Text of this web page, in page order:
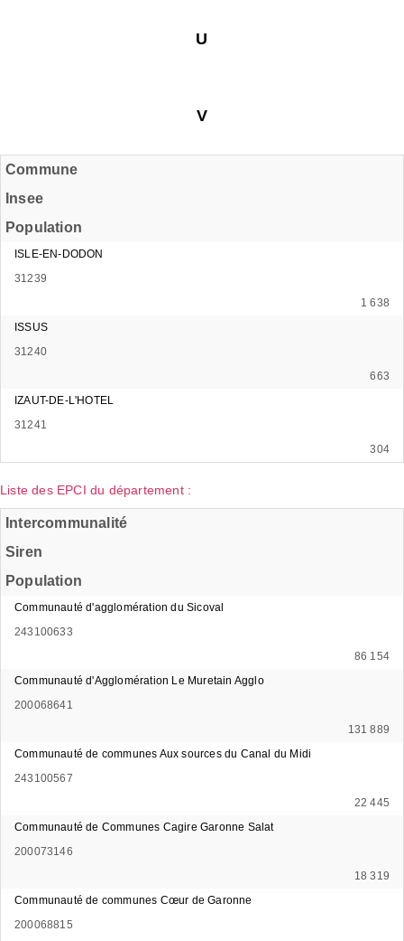
U
V
Commune
Insee
Population
ISLE-EN-DODON
31239
1 638
ISSUS
31240
663
IZAUT-DE-L'HOTEL
31241
304
Liste des EPCI du département :
Intercommunalité
Siren
Population
Communauté d'agglomération du Sicoval
243100633
86 154
Communauté d'Agglomération Le Muretain Agglo
200068641
131 889
Communauté de communes Aux sources du Canal du Midi
243100567
22 445
Communauté de Communes Cagire Garonne Salat
200073146
18 319
Communauté de communes Cœur de Garonne
200068815